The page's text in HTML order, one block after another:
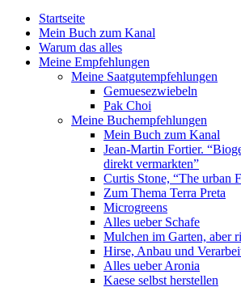
Startseite
Mein Buch zum Kanal
Warum das alles
Meine Empfehlungen
Meine Saatgutempfehlungen
Gemuesezwiebeln
Pak Choi
Meine Buchempfehlungen
Mein Buch zum Kanal
Jean-Martin Fortier.
direkt vermarkten”
Curtis Stone, “The urban
Zum Thema Terra Preta
Microgreens
Alles ueber Schafe
Mulchen im Garten, aber
Hirse, Anbau und
Alles ueber Aronia
Kaese selbst herstellen